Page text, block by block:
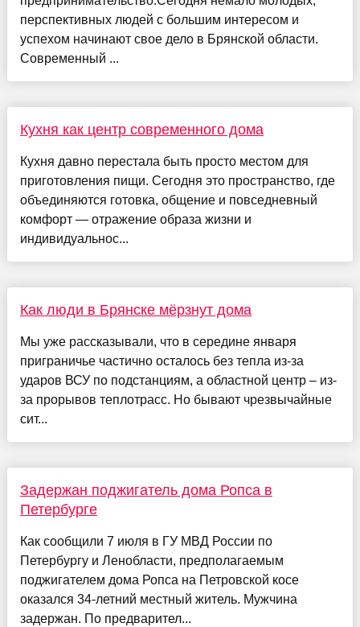
перспективных людей с большим интересом и
успехом начинают свое дело в Брянской области.
Современный ...
Кухня как центр современного дома
Кухня давно перестала быть просто местом для
приготовления пищи. Сегодня это пространство, где
объединяются готовка, общение и повседневный
комфорт — отражение образа жизни и
индивидуальнос...
Как люди в Брянске мёрзнут дома
Мы уже рассказывали, что в середине января
приграничье частично осталось без тепла из-за
ударов ВСУ по подстанциям, а областной центр – из-
за прорывов теплотрасс. Но бывают чрезвычайные
сит...
Задержан поджигатель дома Ропса в
Петербурге
Как сообщили 7 июля в ГУ МВД России по
Петербургу и Ленобласти, предполагаемым
поджигателем дома Ропса на Петровской косе
оказался 34-летний местный житель. Мужчина
задержан. По предварител...